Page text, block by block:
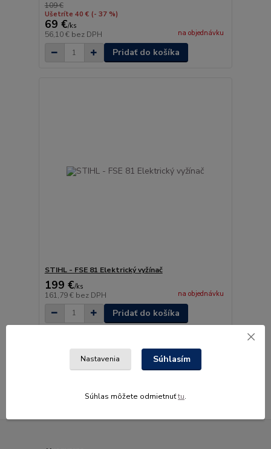
109 €
Ušetríte 40 € (- 37 %)
69 €/ks
56,10 € bez DPH na objednávku
Pridať do košíka
STIHL - FSE 81 Elektrický vyžínač
199 €/ks
161,79 € bez DPH na objednávku
Pridať do košíka
Nastavenia Súhlasím
Súhlas môžete odmietnuťtu.